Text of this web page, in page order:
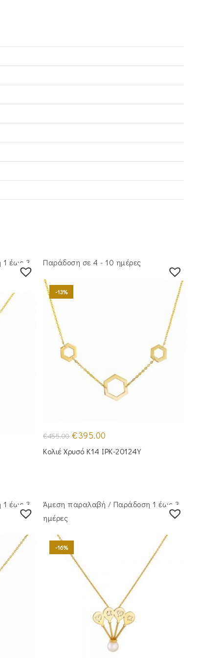
έως 3
Παράδοση σε 4 - 10 ημέρες
-13%
€455.00 Original
price
was:
€455.00.
€395.00
τιμή
είναι:
Κολιέ Χρυσό Κ14 IPK-20124Y
έως 3
Άμεση παραλαβή / Παράδoση 1 έως 3
ημέρες
-16%